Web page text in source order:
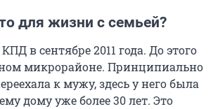
для жизни с семьей?
в сентябре 2011 года. До этого
микрорайоне. Принципиально
к мужу, здесь у него была
дому уже более 30 лет. Это